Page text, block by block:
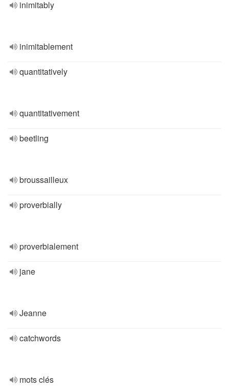
inimitably
inimitablement
quantitatively
quantitativement
beetling
broussailleux
proverbially
proverbialement
jane
Jeanne
catchwords
mots clés